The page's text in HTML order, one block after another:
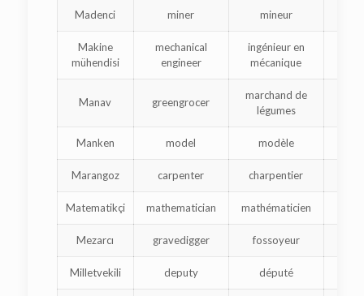
Madenci miner mineur
Makine
mühendisi
mechanical
engineer
ingénieur en
mécanique
Manav greengrocer
marchand de
légumes
Manken model modèle
Marangoz carpenter charpentier
Matematikçi mathematician mathématicien
Mezarcı gravedigger fossoyeur
Milletvekili deputy député